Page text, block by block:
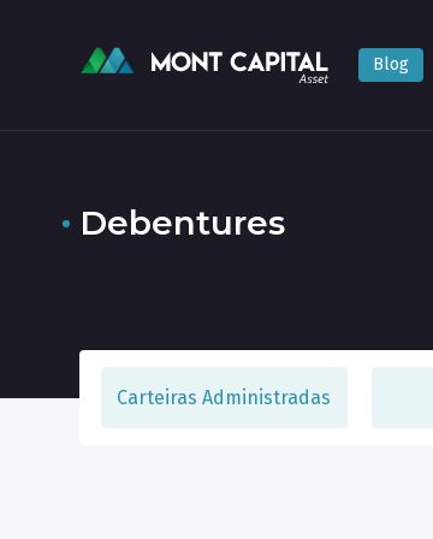
Blog
Debentures
Carteiras Administradas